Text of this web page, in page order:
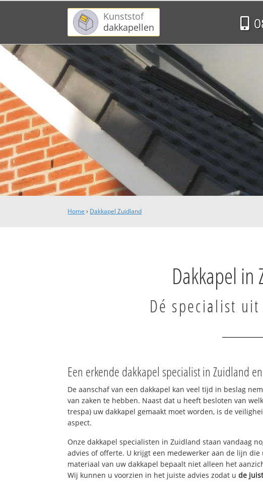
Kunststof
dakkapellen
Home › Dakkapel Zuidland
Dakkapel in
Dé specialist uit
Een erkende dakkapel specialist in Zuidland
De aanschaf van een dakkapel kan veel tijd in beslag
van zaken te hebben. Naast dat u heeft besloten van
trespa) uw dakkapel gemaakt moet worden, is de
aspect.
Onze dakkapel specialisten in Zuidland staan vandaag
advies of offerte. U krijgt een medewerker aan de lijn
materiaal van uw dakkapel bepaalt niet alleen het
Wij kunnen u voorzien in het juiste advies zodat ude